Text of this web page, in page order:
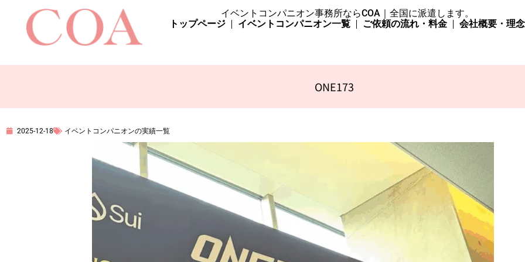
イベントコンパニオン事務所ならCOA｜全国に派遣します。
トップページ
イベントコンパニオン一覧 ご依頼の流れ・料金 会社概要・理念
ONE173
2025-12-18 イベントコンパニオンの実績一覧